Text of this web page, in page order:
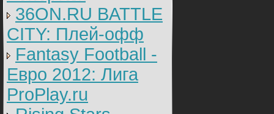
36ON.RU BATTLE
CITY: Плей-офф
Fantasy Football -
Евро 2012: Лига
ProPlay.ru